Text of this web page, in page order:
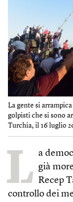
La gente si
golpisti che si sono
Turchia, il 16 luglio
L a
già
Recep
controllo dei